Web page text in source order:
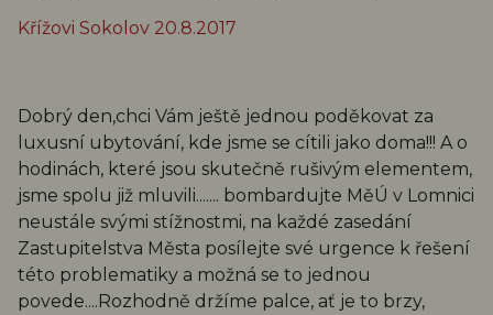
Křížovi Sokolov 20.8.2017
Dobrý den,chci Vám ještě jednou poděkovat za
luxusní ubytování, kde jsme se cítili jako doma!!! A o
hodinách, které jsou skutečně rušivým elementem,
jsme spolu již mluvili....... bombardujte MěÚ v Lomnici
neustále svými stížnostmi, na každé zasedání
Zastupitelstva Města posílejte své urgence k řešení
této problematiky a možná se to jednou
povede....Rozhodně držíme palce, ať je to brzy,